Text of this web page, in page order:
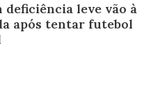
deficiência leve vão à
após tentar futebol